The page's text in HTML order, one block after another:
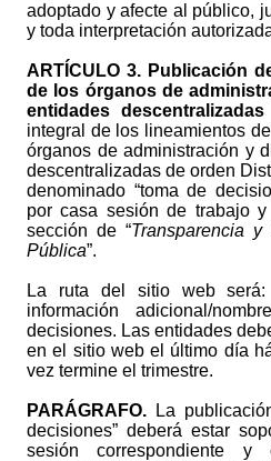
adoptado y afecte al público,
y toda interpretación
ARTÍCULO 3. Publicación
de los órganos de
entidades
integral de los lineamientos
órganos de administración y
descentralizadas de orden
denominado “toma de
por casa sesión de trabajo
sección de “Transparencia
Pública”.
La ruta del sitio web será:
información adicional/
decisiones. Las entidades
en el sitio web el último día
vez termine el trimestre.
PARÁGRAFO.
La
decisiones” deberá estar
sesión correspondiente